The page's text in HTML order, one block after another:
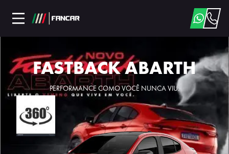
FASTBACK ABARTH
PERFORMANCE COMO VOCÊ NUNCA VIU.